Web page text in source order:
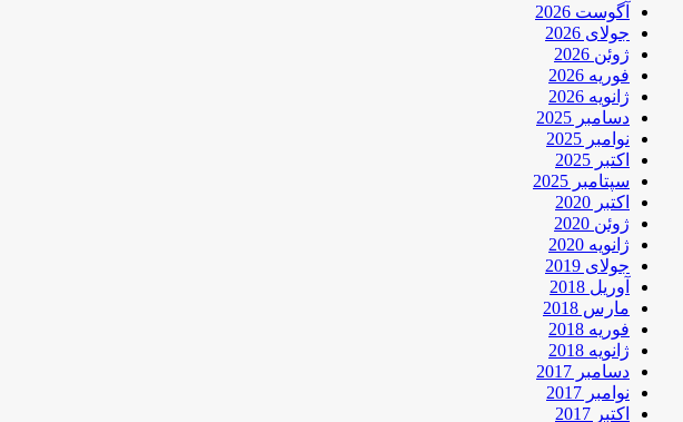
آگوست 2026
جولای 2026
ژوئن 2026
فوریه 2026
ژانویه 2026
دسامبر 2025
نوامبر 2025
اکتبر 2025
سپتامبر 2025
اکتبر 2020
ژوئن 2020
ژانویه 2020
جولای 2019
آوریل 2018
مارس 2018
فوریه 2018
ژانویه 2018
دسامبر 2017
نوامبر 2017
اکتبر 2017